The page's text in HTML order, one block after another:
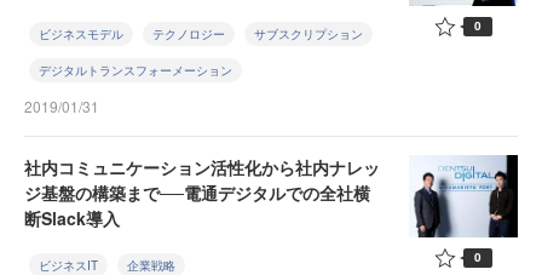
ビジネスモデル テクノロジー サブスクリプション
デジタルトランスフォーメーション
2019/01/31
0
社内コミュニケーション活性化から社内ナレッ
ジ基盤の構築まで──電通デジタルでの全社横
断Slack導入
ビジネスIT 企業戦略 0